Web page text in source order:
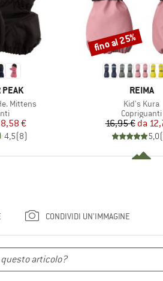
Mittens
di prodotti
ridotto
8,58 €
4,5(8)
MARCHIO
REIMA
Articolo
Kid's Kura
Gruppo di
Copriguanti
16,95 € da
5,0(
Sconto
fino al 25%
CONDIVIDI UN'IMMAGINE